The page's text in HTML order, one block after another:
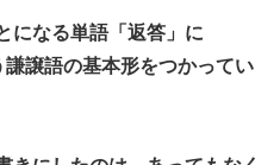
になる単語「返答」に
譲語の基本形をつかってい